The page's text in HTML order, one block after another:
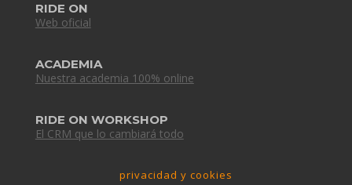
RIDE ON
Web oficial
ACADEMIA
Nuestra academia 100% online
RIDE ON WORKSHOP
El CRM que lo cambiará todo
privacidad y cookies